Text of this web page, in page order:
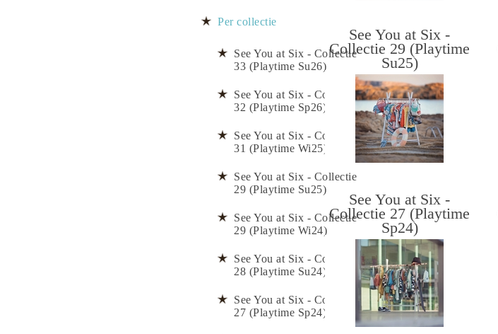
See You at Six -
Collectie 29 (Playtime
Su25)
See You at Six -
Collectie 27 (Playtime
Sp24)
Per collectie
See You at Six - Collectie
33 (Playtime Su26)
See You at Six - Collectie
32 (Playtime Sp26)
See You at Six - Collectie
31 (Playtime Wi25)
See You at Six - Collectie
29 (Playtime Su25)
See You at Six - Collectie
29 (Playtime Wi24)
See You at Six - Collectie
28 (Playtime Su24)
See You at Six - Collectie
27 (Playtime Sp24)